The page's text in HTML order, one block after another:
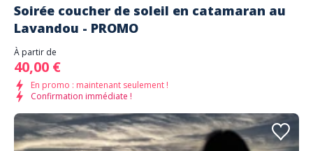
Soirée coucher de soleil en catamaran au
Lavandou - PROMO
À partir de
40,00 €
En promo : maintenant seulement !
Confirmation immédiate !